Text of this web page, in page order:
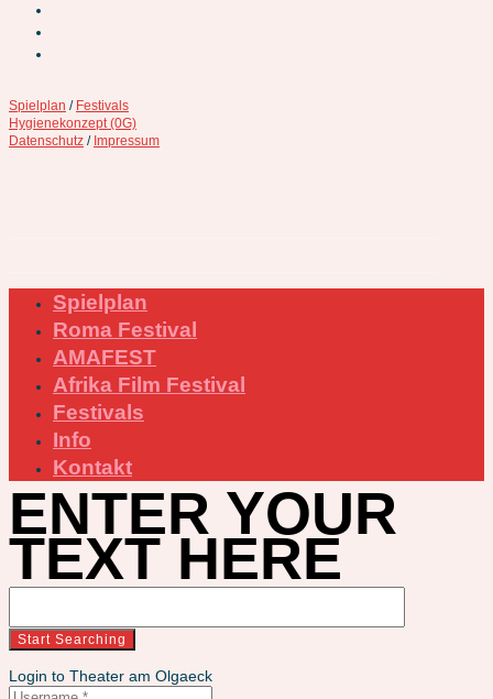
Spielplan / Festivals
Hygienekonzept (0G)
Datenschutz / Impressum
Spielplan
Roma Festival
AMAFEST
Afrika Film Festival
Festivals
Info
Kontakt
ENTER YOUR
TEXT HERE
Login to Theater am Olgaeck